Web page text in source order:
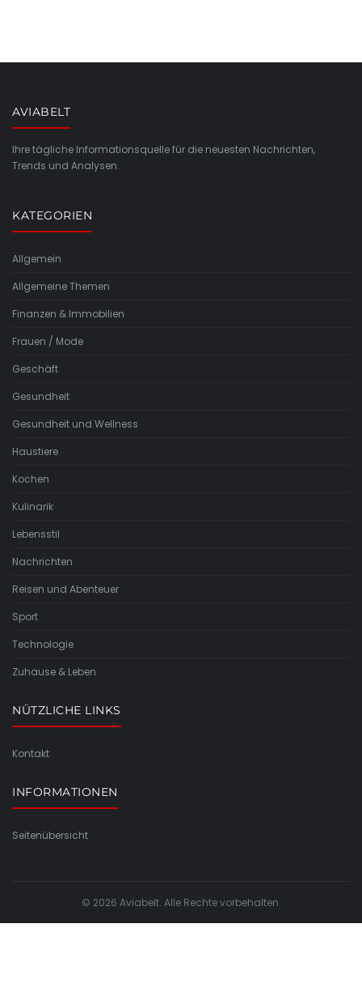
AVIABELT
Ihre tägliche Informationsquelle für die neuesten Nachrichten,
Trends und Analysen.
KATEGORIEN
Allgemein
Allgemeine Themen
Finanzen & Immobilien
Frauen / Mode
Geschäft
Gesundheit
Gesundheit und Wellness
Haustiere
Kochen
Kulinarik
Lebensstil
Nachrichten
Reisen und Abenteuer
Sport
Technologie
Zuhause & Leben
NÜTZLICHE LINKS
Kontakt
INFORMATIONEN
Seitenübersicht
© 2026 Aviabelt. Alle Rechte vorbehalten.